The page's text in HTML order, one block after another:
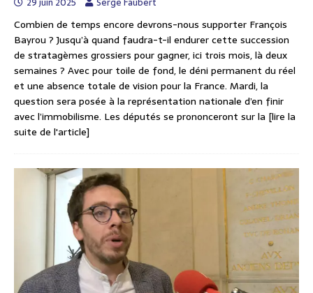
Combien de temps encore devrons-nous supporter François
Bayrou ? Jusqu’à quand faudra-t-il endurer cette succession
de stratagèmes grossiers pour gagner, ici trois mois, là deux
semaines ? Avec pour toile de fond, le déni permanent du réel
et une absence totale de vision pour la France. Mardi, la
question sera posée à la représentation nationale d’en finir
avec l’immobilisme. Les députés se prononceront sur la [lire la
suite de l'article]